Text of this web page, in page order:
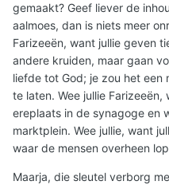
gemaakt? Geef liever de
aalmoes, dan is niets meer
Farizeeën, want jullie geven
andere kruiden, maar gaan
liefde tot God; je zou het een
te laten. Wee jullie
ereplaats in de synagoge en
marktplein. Wee jullie, want
waar de mensen overheen
Maarja, die sleutel verborg